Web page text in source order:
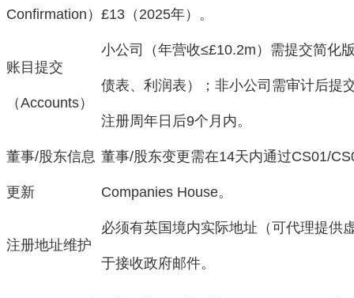
Confirmation） £13（2025年）。
账目提交
（Accounts）
小公司（年营收≤£10.2m）需提交简化
债表、利润表）；非小公司需审计后提
注册周年日后9个月内。
董事/股东信息
更新
董事/股东变更需在14天内通过CS01/
Companies House。
注册地址维护
必须有英国境内实际地址（可代理提供
于接收政府邮件。